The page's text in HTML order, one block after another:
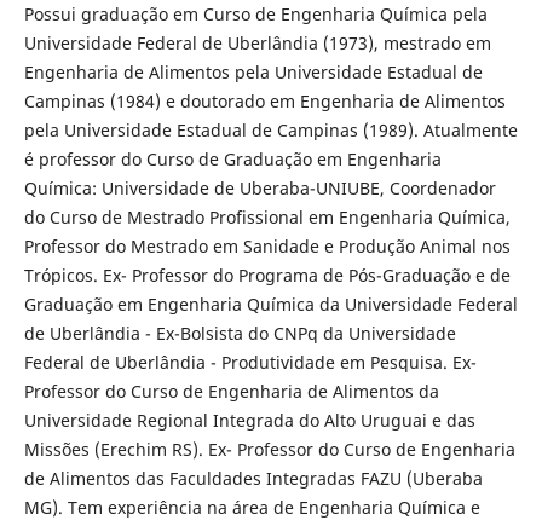
Possui graduação em Curso de Engenharia Química pela
Universidade Federal de Uberlândia (1973), mestrado em
Engenharia de Alimentos pela Universidade Estadual de
Campinas (1984) e doutorado em Engenharia de Alimentos
pela Universidade Estadual de Campinas (1989). Atualmente
é professor do Curso de Graduação em Engenharia
Química: Universidade de Uberaba-UNIUBE, Coordenador
do Curso de Mestrado Profissional em Engenharia Química,
Professor do Mestrado em Sanidade e Produção Animal nos
Trópicos. Ex- Professor do Programa de Pós-Graduação e de
Graduação em Engenharia Química da Universidade Federal
de Uberlândia - Ex-Bolsista do CNPq da Universidade
Federal de Uberlândia - Produtividade em Pesquisa. Ex-
Professor do Curso de Engenharia de Alimentos da
Universidade Regional Integrada do Alto Uruguai e das
Missões (Erechim RS). Ex- Professor do Curso de Engenharia
de Alimentos das Faculdades Integradas FAZU (Uberaba
MG). Tem experiência na área de Engenharia Química e